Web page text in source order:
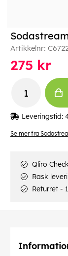
Se mer fra
Artikkelnr:
275 kr
Leveringstid:
Qliro
Rask
Returret -